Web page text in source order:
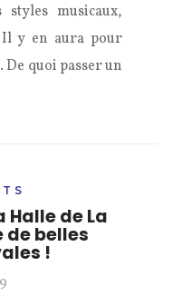
musicaux,
Il y en aura pour
De quoi passer un
Halle de La
de belles
!